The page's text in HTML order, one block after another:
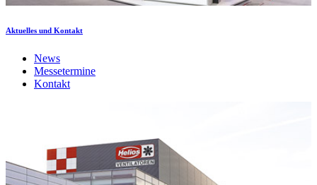
Aktuelles und Kontakt
News
Messetermine
Kontakt